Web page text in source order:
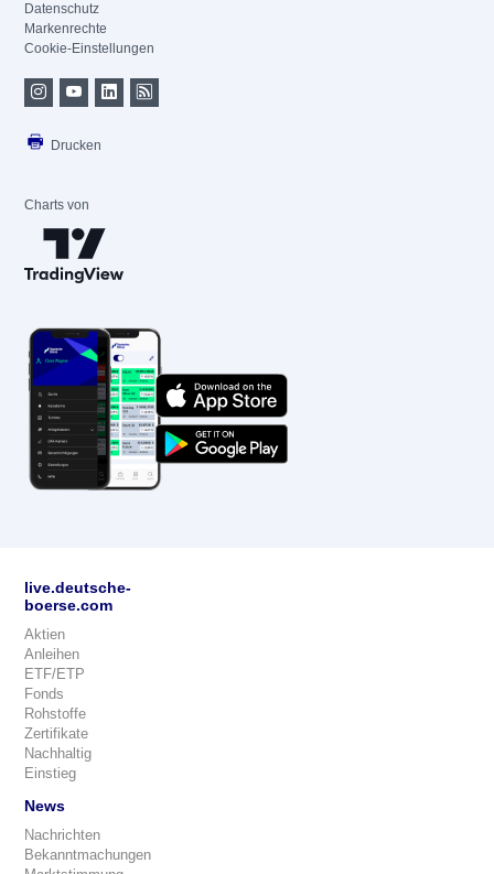
Datenschutz
Markenrechte
Cookie-Einstellungen
Drucken
Charts von
live.deutsche-
boerse.com
Aktien
Anleihen
ETF/ETP
Fonds
Rohstoffe
Zertifikate
Nachhaltig
Einstieg
News
Nachrichten
Bekanntmachungen